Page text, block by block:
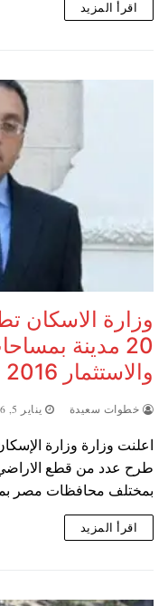
اقرأ المزيد
وزارة الاسكان
20 مدينة
والاستثمار 2016
خطوات سعيدة يناير 5, 2016
اعلنت وزارة وزارة
بمختلف محافظات مصر
اقرأ المزيد